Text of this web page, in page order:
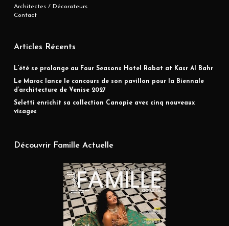
Architectes / Décorateurs
Contact
Articles Récents
L’été se prolonge au Four Seasons Hotel Rabat at Kasr Al Bahr
Le Maroc lance le concours de son pavillon pour la Biennale
d’architecture de Venise 2027
Seletti enrichit sa collection Canopie avec cinq nouveaux
visages
Découvrir Famille Actuelle